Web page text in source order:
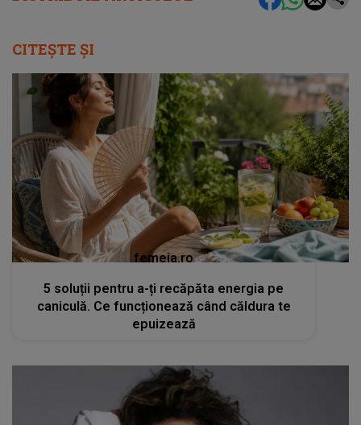
CITEȘTE ȘI
femeia.ro
5 soluții pentru a-ți recăpăta energia pe
caniculă. Ce funcționează când căldura te
epuizează